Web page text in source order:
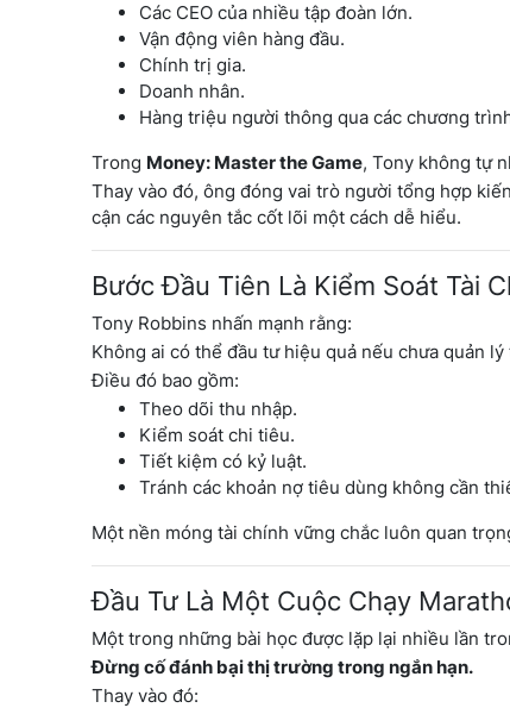
Các CEO của nhiều tập đoàn lớn.
Vận động viên hàng đầu.
Chính trị gia.
Doanh nhân.
Hàng triệu người thông qua các chương
Trong Money: Master the Game, Tony không tự
Thay vào đó, ông đóng vai trò người tổng hợp
cận các nguyên tắc cốt lõi một cách dễ hiểu.
Bước Đầu Tiên Là Kiểm Soát Tài
Tony Robbins nhấn mạnh rằng:
Không ai có thể đầu tư hiệu quả nếu chưa quản
Điều đó bao gồm:
Theo dõi thu nhập.
Kiểm soát chi tiêu.
Tiết kiệm có kỷ luật.
Tránh các khoản nợ tiêu dùng không cần
Một nền móng tài chính vững chắc luôn quan
Đầu Tư Là Một Cuộc Chạy
Một trong những bài học được lặp lại nhiều lần
Đừng cố đánh bại thị trường trong ngắn hạn.
Thay vào đó: